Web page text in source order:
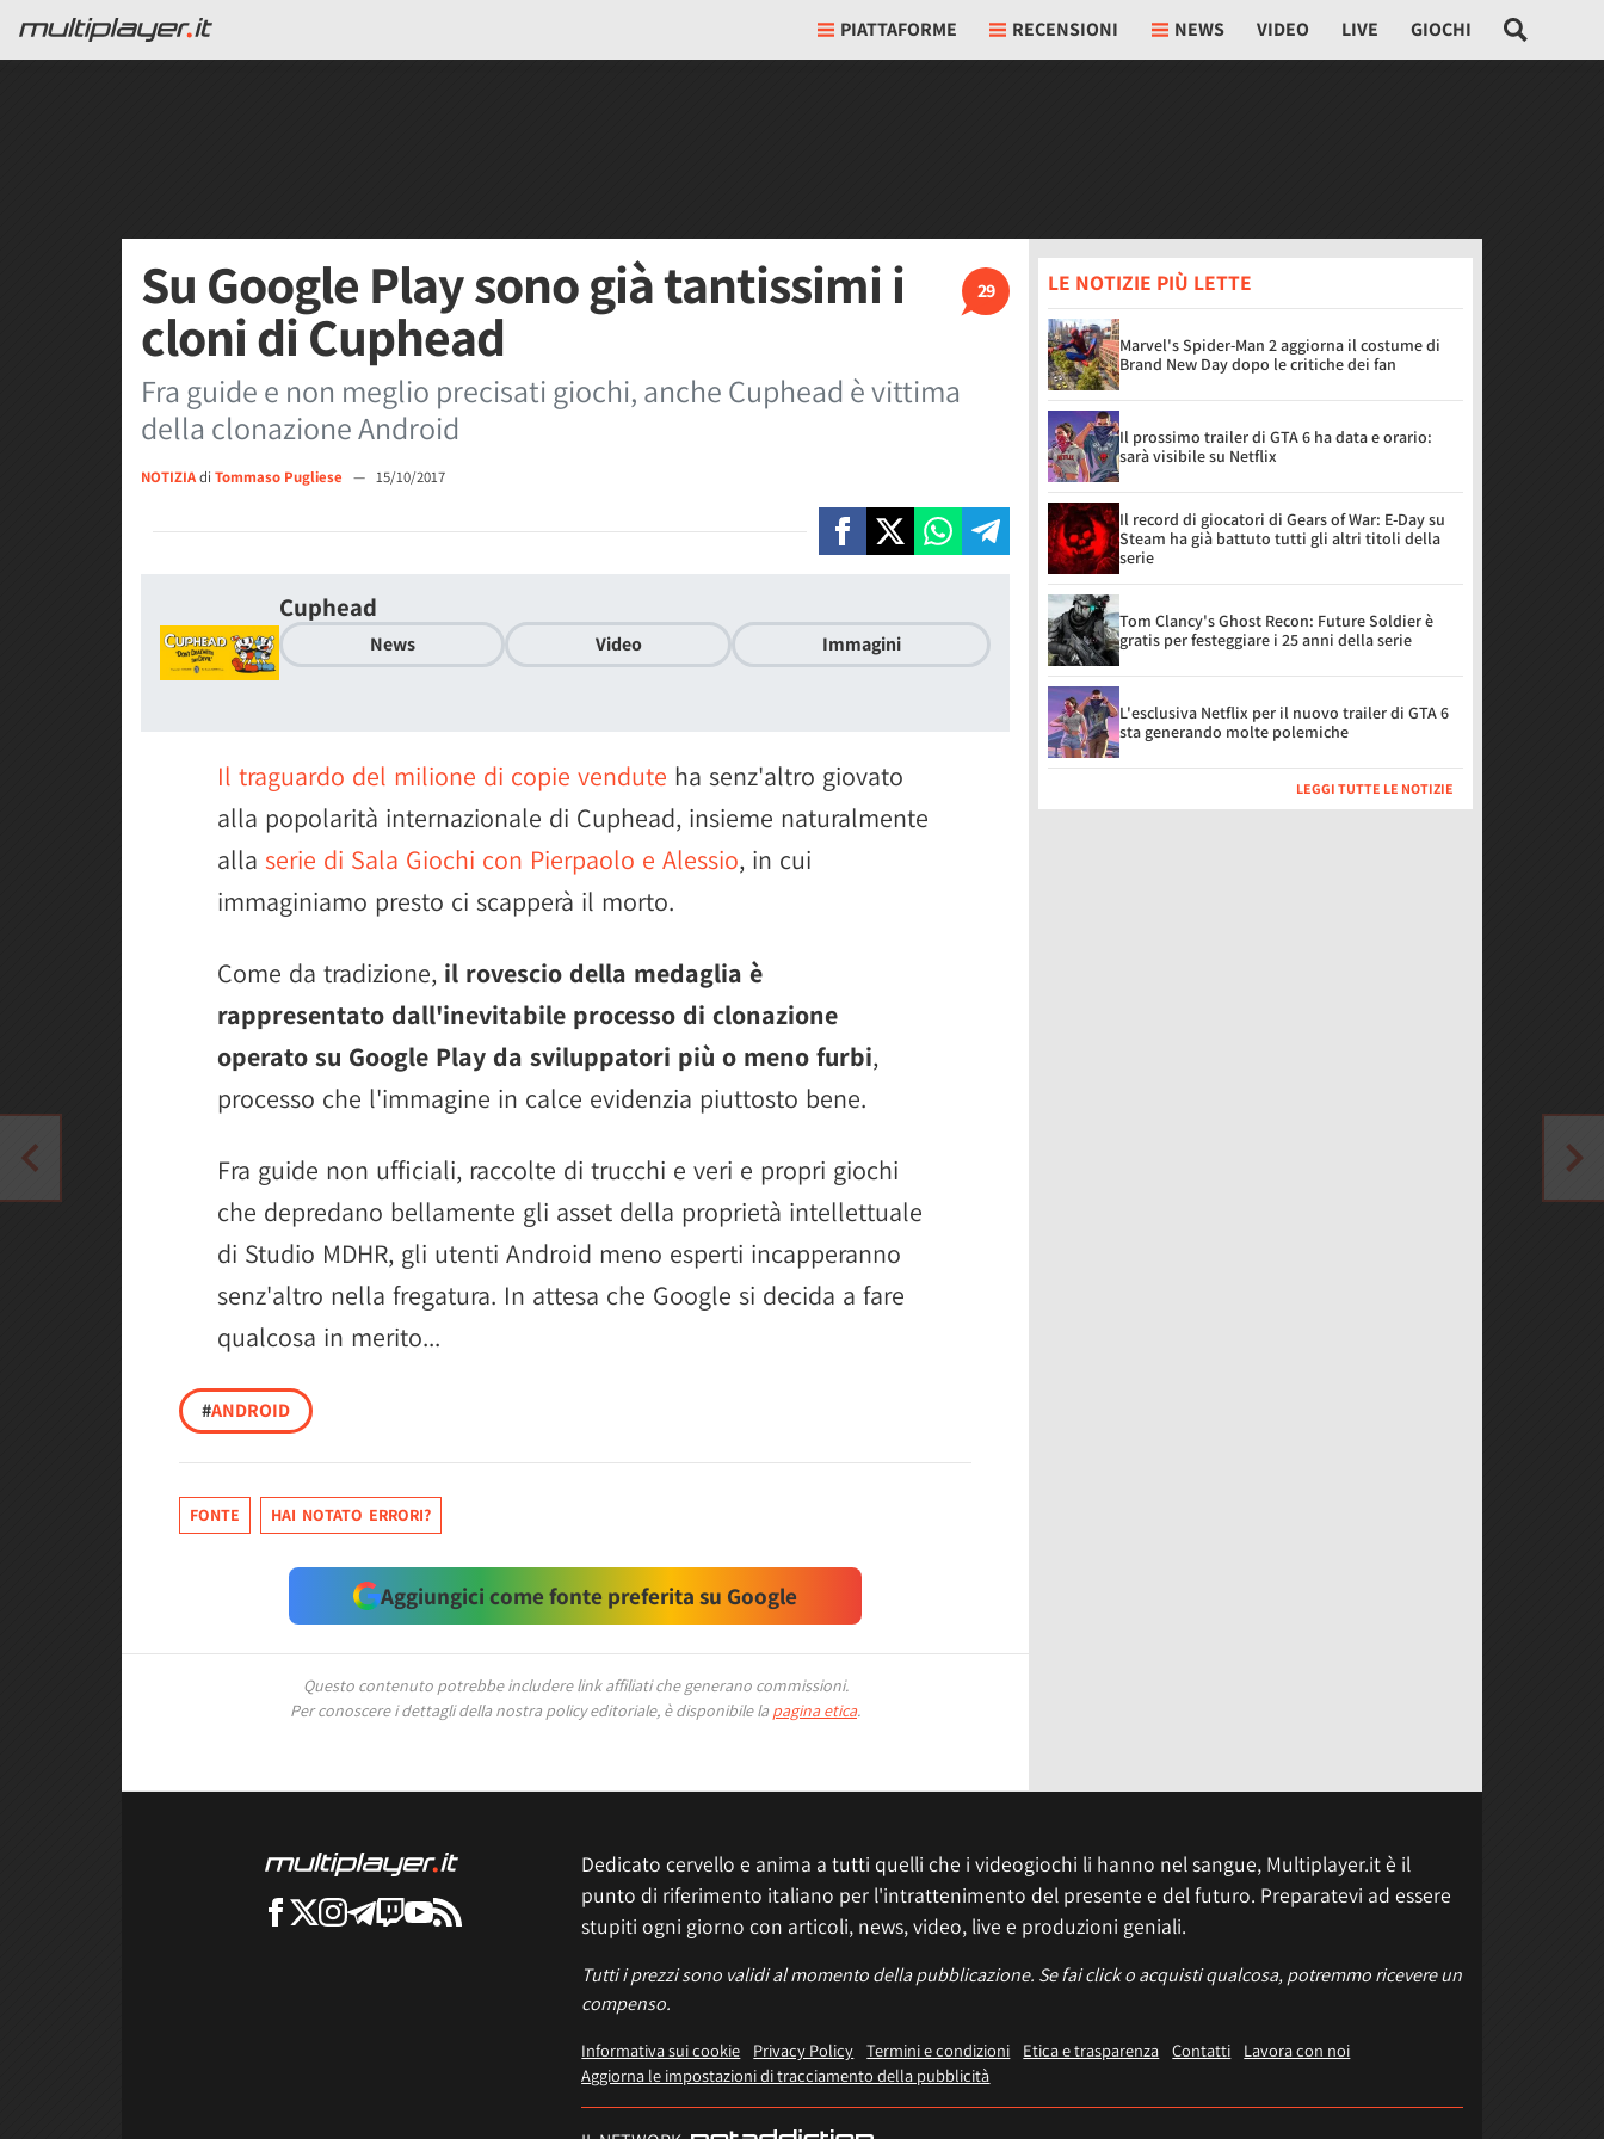
PIATTAFORME RECENSIONI NEWS VIDEO LIVE GIOCHI
29
Su Google Play sono già tantissimi i
cloni di Cuphead
Fra guide e non meglio precisati giochi, anche Cuphead è vittima
della clonazione Android
NOTIZIAdi Tommaso Pugliese — 15/10/2017
Cuphead
News Video Immagini
Il traguardo del milione di copie vendute ha senz'altro giovato
alla popolarità internazionale di Cuphead, insieme naturalmente
alla serie di Sala Giochi con Pierpaolo e Alessio, in cui
immaginiamo presto ci scapperà il morto.
Come da tradizione, il rovescio della medaglia è
rappresentato dall'inevitabile processo di clonazione
operato su Google Play da sviluppatori più o meno furbi,
processo che l'immagine in calce evidenzia piuttosto bene.
Fra guide non ufficiali, raccolte di trucchi e veri e propri giochi
che depredano bellamente gli asset della proprietà intellettuale
di Studio MDHR, gli utenti Android meno esperti incapperanno
senz'altro nella fregatura. In attesa che Google si decida a fare
qualcosa in merito...
#ANDROID
FONTE HAI NOTATO ERRORI?
Aggiungici come fonte preferita su Google
Questo contenuto potrebbe includere link affiliati che generano commissioni.
Per conoscere i dettagli della nostra policy editoriale, è disponibile la pagina etica.
LE NOTIZIE PIÙ LETTE
Marvel's Spider-Man 2 aggiorna il costume di
Brand New Day dopo le critiche dei fan
Il prossimo trailer di GTA 6 ha data e orario:
sarà visibile su Netflix
Il record di giocatori di Gears of War: E-Day su
Steam ha già battuto tutti gli altri titoli della
serie
Tom Clancy's Ghost Recon: Future Soldier è
gratis per festeggiare i 25 anni della serie
L'esclusiva Netflix per il nuovo trailer di GTA 6
sta generando molte polemiche
LEGGI TUTTE LE NOTIZIE
Dedicato cervello e anima a tutti quelli che i videogiochi li hanno nel sangue, Multiplayer.it è il
punto di riferimento italiano per l'intrattenimento del presente e del futuro. Preparatevi ad essere
stupiti ogni giorno con articoli, news, video, live e produzioni geniali.
Tutti i prezzi sono validi al momento della pubblicazione. Se fai click o acquisti qualcosa, potremmo ricevere un
compenso.
Informativa sui cookie Privacy Policy Termini e condizioni Etica e trasparenza Contatti
Lavora con noi
Aggiorna le impostazioni di tracciamento della pubblicità